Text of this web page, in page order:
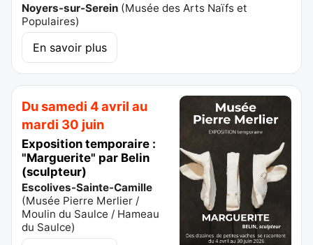
Noyers-sur-Serein (Musée des Arts Naïfs et
Populaires)
En savoir plus
Du samedi 4 avril au
mardi 30 juin
Exposition temporaire :
"Marguerite" par Belin
(sculpteur)
Escolives-Sainte-Camille
(Musée Pierre Merlier /
Moulin du Saulce / Hameau
du Saulce)